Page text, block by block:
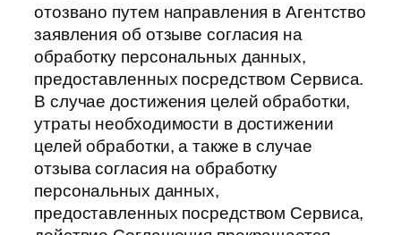
отозвано путем направления в Агентство
заявления об отзыве согласия на
обработку персональных данных,
предоставленных посредством Сервиса.
В случае достижения целей обработки,
утраты необходимости в достижении
целей обработки, а также в случае
отзыва согласия на обработку
персональных данных,
предоставленных посредством Сервиса,